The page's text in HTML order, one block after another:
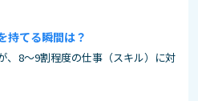
持てる瞬間は？
、8〜9割程度の仕事（スキル）に対